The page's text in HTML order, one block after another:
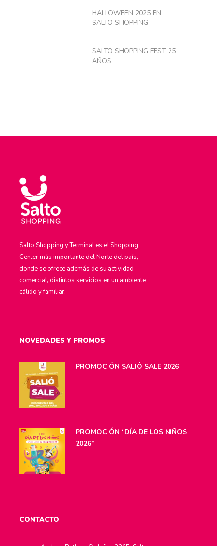
HALLOWEEN 2025 EN
SALTO SHOPPING
SALTO SHOPPING FEST 25
AÑOS
Salto Shopping y Terminal es el Shopping
Center más importante del Norte del país,
donde se ofrece además de su actividad
comercial, distintos servicios en un ambiente
cálido y familiar.
NOVEDADES Y PROMOS
PROMOCIÓN SALIÓ SALE 2026
PROMOCIÓN “DÍA DE LOS NIÑOS
2026”
CONTACTO